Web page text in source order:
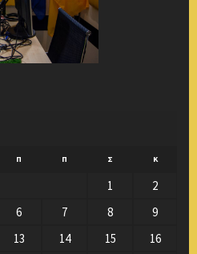
Π Π Σ Κ
1
2
6 7 8
9
13 14 15
16